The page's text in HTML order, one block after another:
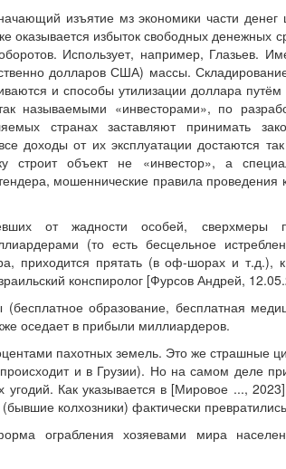
изъятие мз экономики части денег
избыток свободных денежных
Использует, например, Глазьев.
долларов США) массы.
и способы утилизации доллара путём
называемыми «инвесторами», по
странах заставляют принимать
доходы от их эксплуатации достаются
строит объект не «инвестор», а
мошеннические правила проведения
от жадности особей, сверхмеры
(то есть бесцельное
приходится прятать (в оф-шорах и т.д.),
конспиролог [Фурсов Андрей,
образование, бесплатная
оседает в прибыли миллиардеров.
пахотных земель. Это же страшные
и в Грузии). Но на самом деле
угодий. Как указывается в [Мировое ...,
колхозники) фактически
ограбления хозяевами мира